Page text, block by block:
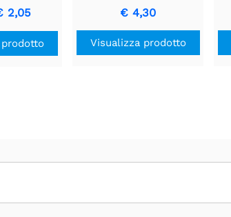
2,05
cablato
€ 4,30
Visualizza prodotto